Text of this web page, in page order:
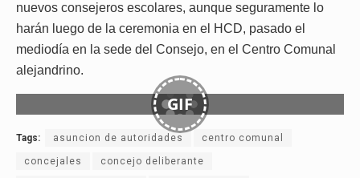
nuevos consejeros escolares, aunque seguramente lo
harán luego de la ceremonia en el HCD, pasado el
mediodía en la sede del Consejo, en el Centro Comunal
alejandrino.
GIF
Tags: asuncion de autoridades centro comunal
concejales concejo deliberante